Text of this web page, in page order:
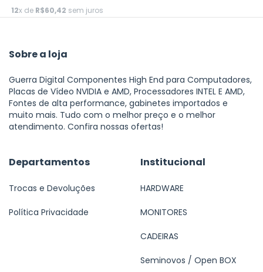
12x de R$60,42 sem juros
Sobre a loja
Guerra Digital Componentes High End para Computadores,
Placas de Vídeo NVIDIA e AMD, Processadores INTEL E AMD,
Fontes de alta performance, gabinetes importados e
muito mais. Tudo com o melhor preço e o melhor
atendimento. Confira nossas ofertas!
Departamentos
Trocas e Devoluções
Política Privacidade
Institucional
HARDWARE
MONITORES
CADEIRAS
Seminovos / Open BOX